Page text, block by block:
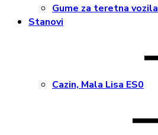
Gume za teretna vozila
Stanovi
Cazin, Mala Lisa ES0